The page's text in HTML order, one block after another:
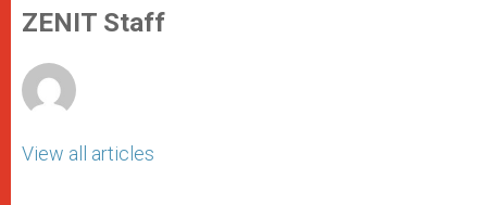
p
p
g
e
o
k
ZENIT Staff
View all articles